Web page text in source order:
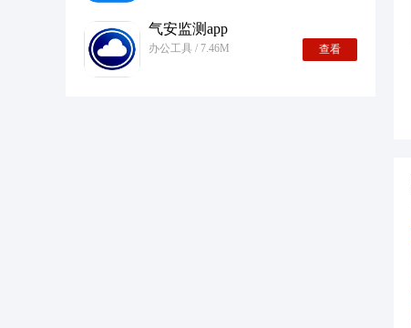
气安监测app
办公工具 / 7.46M 查看